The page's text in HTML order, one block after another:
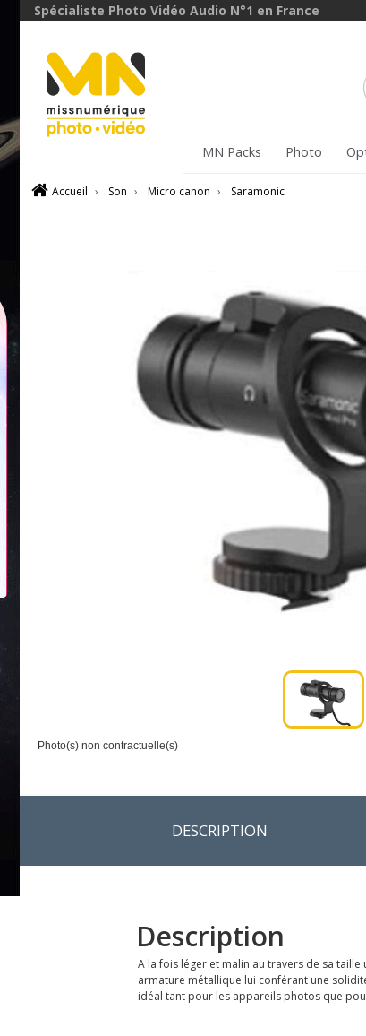
Spécialiste Photo Vidéo Audio N°1 en France
MN Packs Photo
Accueil › Son › Micro canon › Saramonic
Photo(s) non contractuelle(s)
DESCRIPTION
Description
A la fois léger et malin au travers de sa
armature métallique lui conférant une
idéal tant pour les appareils photos que